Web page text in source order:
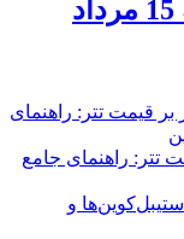
بر قیمت تتر: راهنمای
تتر: راهنمای جامع
استیبل‌کوین‌ها و